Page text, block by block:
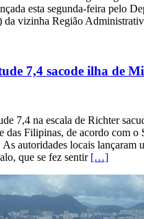
esta segunda-feira pelo
vizinha Região
7,4 sacode ilha de
7,4 na escala de Richter
das Filipinas, de acordo com o
autoridades locais lançaram
que se fez sentir […]